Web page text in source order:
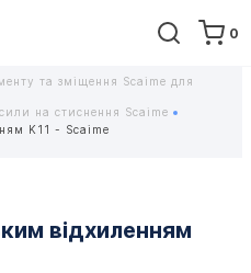
0
вимірювальні прилади
Scaime - Купити датчики
та зміщення Scaime для
на стиснення Scaime
K11 - Scaime
відхиленням